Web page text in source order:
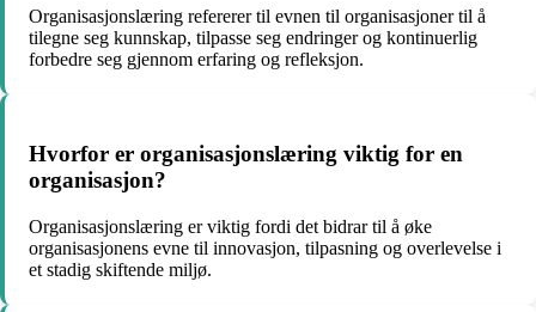
Organisasjonslæring refererer til evnen til organisasjoner til å
tilegne seg kunnskap, tilpasse seg endringer og kontinuerlig
forbedre seg gjennom erfaring og refleksjon.
Hvorfor er organisasjonslæring viktig for en
organisasjon?
Organisasjonslæring er viktig fordi det bidrar til å øke
organisasjonens evne til innovasjon, tilpasning og overlevelse i
et stadig skiftende miljø.